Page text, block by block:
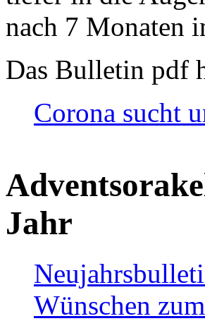
nach 7 Monaten
Das Bulletin pdf
Corona sucht
Jahr
Wünschen